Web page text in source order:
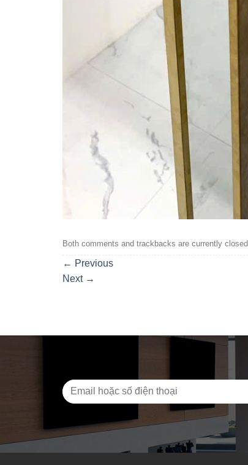
Both comments and trackbacks are currently closed.
← Previous
Next →